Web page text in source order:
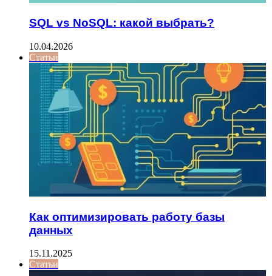
SQL vs NoSQL: какой выбрать?
10.04.2026
Статьи
Как оптимизировать работу базы
данных
15.11.2025
Статьи